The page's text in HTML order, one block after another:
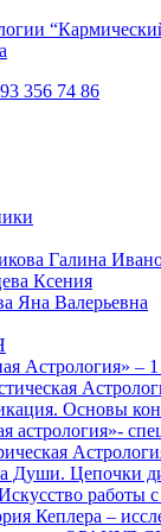
356 74 86
Галина
Ксения
Яна Валерьевна
Астрология» –
Основы
астрология»-
Души. Цепочки
работы
Кеплера –